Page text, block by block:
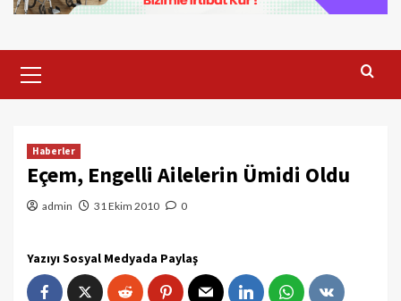
Menu
Haberler
Eçem, Engelli Ailelerin Ümidi Oldu
admin 31 Ekim 2010 0
Yazıyı Sosyal Medyada Paylaş